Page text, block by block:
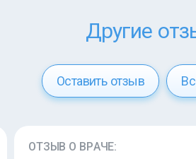
Другие
Оставить отзыв
ОТЗЫВ О ВРАЧЕ: